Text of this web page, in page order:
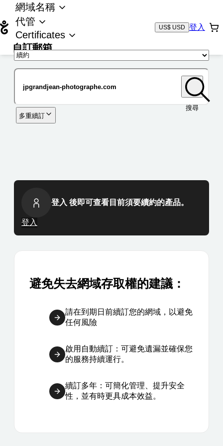
網域名稱
代管
Certificates
自訂郵箱
US$ USD 登入
搜尋
多重續訂
登入 後即可查看目前須要續約的產品。
登入
避免失去網域存取權的建議：
請在到期日前續訂您的網域，以避免
任何風險
啟用自動續訂：可避免遺漏並確保您
的服務持續運行。
續訂多年：可簡化管理、提升安全
性，並有時更具成本效益。